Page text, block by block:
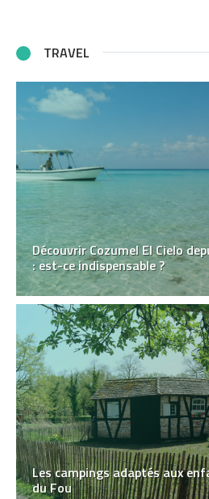
TRAVEL
Découvrir Cozumel El Cielo
: est-ce indispensable ?
Les campings adaptés aux
du Fou